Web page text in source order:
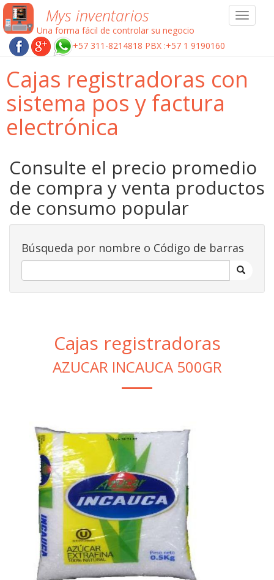
Toggle
Mys inventarios
Una forma fácil de controlar su negocio
+57 311-8214818 PBX :+57 1 9190160
Cajas registradoras con
sistema pos y factura
electrónica
Consulte el precio promedio
de compra y venta productos
de consumo popular
Búsqueda por nombre o Código de barras
Cajas registradoras
AZUCAR INCAUCA 500GR